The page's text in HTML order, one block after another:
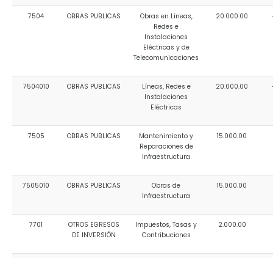
7504 OBRAS PUBLICAS
Obras en Líneas,
Redes e
Instalaciones
Eléctricas y de
Telecomunicaciones
20.000.00
7504010 OBRAS PUBLICAS
Líneas, Redes e
Instalaciones
Eléctricas
20.000.00
7505 OBRAS PUBLICAS
Mantenimiento y
Reparaciones de
Infraestructura
15.000.00
7505010 OBRAS PUBLICAS
Obras de
Infraestructura
15.000.00
7701
OTROS EGRESOS
DE INVERSIÓN
Impuestos, Tasas y
Contribuciones
2.000.00